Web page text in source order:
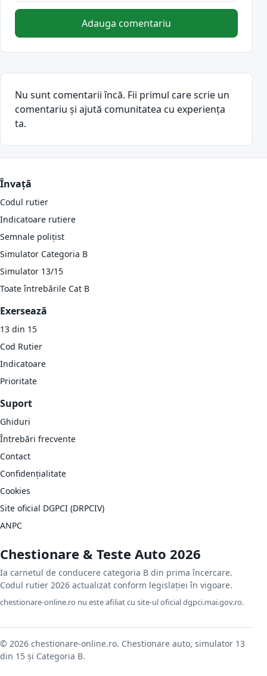
Adauga comentariu
Nu sunt comentarii încă. Fii primul care scrie un
comentariu și ajută comunitatea cu experiența
ta.
Învață
Codul rutier
Indicatoare rutiere
Semnale polițist
Simulator Categoria B
Simulator 13/15
Toate întrebările Cat B
Exersează
13 din 15
Cod Rutier
Indicatoare
Prioritate
Suport
Ghiduri
Întrebări frecvente
Contact
Confidențialitate
Cookies
Site oficial DGPCI (DRPCIV)
ANPC
Chestionare & Teste Auto 2026
Ia carnetul de conducere categoria B din prima încercare.
Codul rutier 2026 actualizat conform legislației în vigoare.
chestionare-online.ro nu este afiliat cu site-ul oficial dgpci.mai.gov.ro.
© 2026 chestionare-online.ro. Chestionare auto, simulator 13
din 15 și Categoria B.